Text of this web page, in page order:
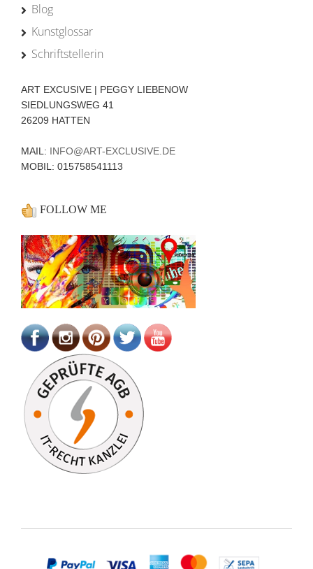
Blog
Kunstglossar
Schriftstellerin
ART EXCUSIVE | PEGGY LIEBENOW
SIEDLUNGSWEG 41
26209 HATTEN
MAIL: INFO@ART-EXCLUSIVE.DE
MOBIL: 015758541113
FOLLOW ME